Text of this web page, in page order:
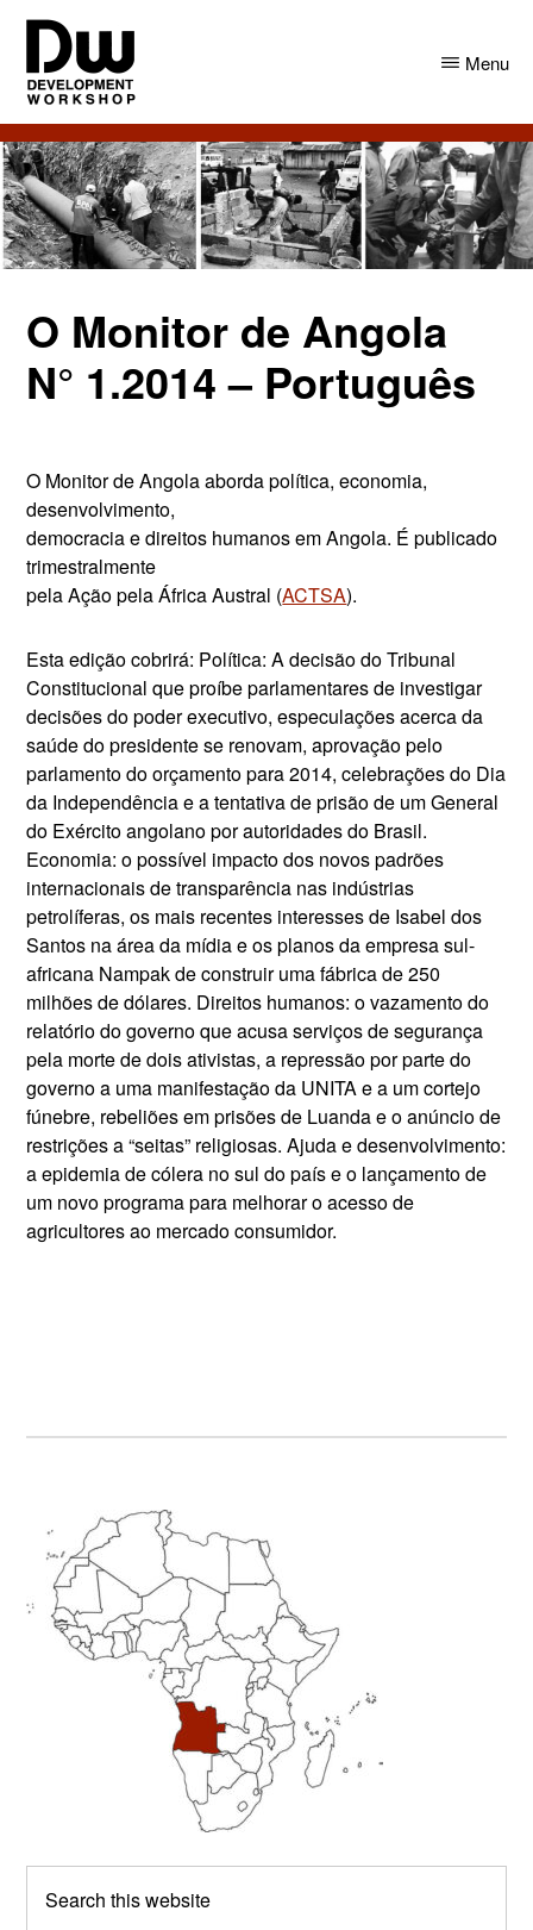
Skip
main
content
Skip
primary
sidebar
DW
Angola
Development
Workshop
Angola
Menu
O Monitor de Angola
N° 1.2014 – Português
O Monitor de Angola aborda política, economia,
desenvolvimento,
democracia e direitos humanos em Angola. É publicado
trimestralmente
pela Ação pela África Austral (ACTSA).
Esta edição cobrirá: Política: A decisão do Tribunal
Constitucional que proíbe parlamentares de investigar
decisões do poder executivo, especulações acerca da
saúde do presidente se renovam, aprovação pelo
parlamento do orçamento para 2014, celebrações do Dia
da Independência e a tentativa de prisão de um General
do Exército angolano por autoridades do Brasil.
Economia: o possível impacto dos novos padrões
internacionais de transparência nas indústrias
petrolíferas, os mais recentes interesses de Isabel dos
Santos na área da mídia e os planos da empresa sul-
africana Nampak de construir uma fábrica de 250
milhões de dólares. Direitos humanos: o vazamento do
relatório do governo que acusa serviços de segurança
pela morte de dois ativistas, a repressão por parte do
governo a uma manifestação da UNITA e a um cortejo
fúnebre, rebeliões em prisões de Luanda e o anúncio de
restrições a “seitas” religiosas. Ajuda e desenvolvimento:
a epidemia de cólera no sul do país e o lançamento de
um novo programa para melhorar o acesso de
agricultores ao mercado consumidor.
Primary
Sidebar
this